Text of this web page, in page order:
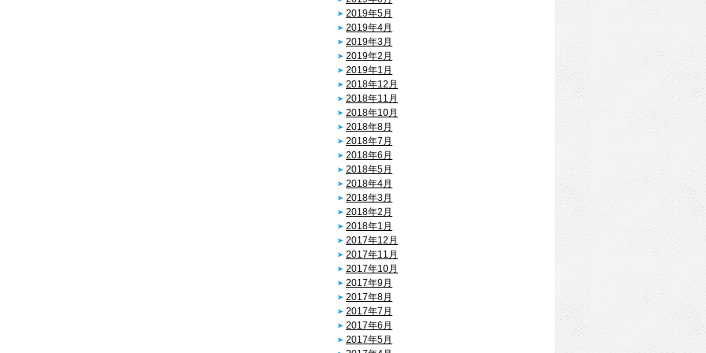
2019年5月
2019年4月
2019年3月
2019年2月
2019年1月
2018年12月
2018年11月
2018年10月
2018年8月
2018年7月
2018年6月
2018年5月
2018年4月
2018年3月
2018年2月
2018年1月
2017年12月
2017年11月
2017年10月
2017年9月
2017年8月
2017年7月
2017年6月
2017年5月